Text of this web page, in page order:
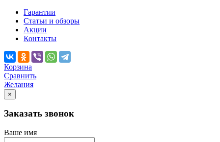
Гарантии
Статьи и обзоры
Акции
Контакты
Корзина
Сравнить
Желания
×
Заказать звонок
Ваше имя